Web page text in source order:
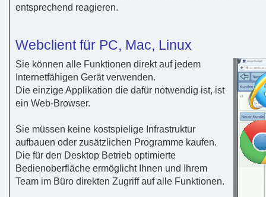
entsprechend reagieren.
Webclient für PC, Mac, Linux
Sie können alle Funktionen direkt auf jedem
Internetfähigen Gerät verwenden.
Die einzige Applikation die dafür notwendig ist, ist
ein Web-Browser.
Sie müssen keine kostspielige Infrastruktur
aufbauen oder zusätzlichen Programme kaufen.
Die für den Desktop Betrieb optimierte
Bedienoberfläche ermöglicht Ihnen und Ihrem
Team im Büro direkten Zugriff auf alle Funktionen.